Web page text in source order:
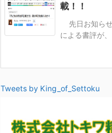
載！！
先日お知ら
による書評が
Tweets by King_of_Settoku